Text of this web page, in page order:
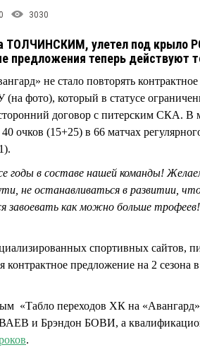
0 3030
ТОЛЧИНСКИМ, улетел под крыло
предложения теперь действуют
не стало повторять
фото), который в статусе
договор с питерским СКА. В
очков (15+25) в 66 матчах
годы в составе нашей команды!
не останавливаться в развитии,
завоевать как можно больше трофеев!
спортивных сайтов,
предложение на 2 сезона
«Табло переходов ХК на
и Брэндон БОВИ, а
.